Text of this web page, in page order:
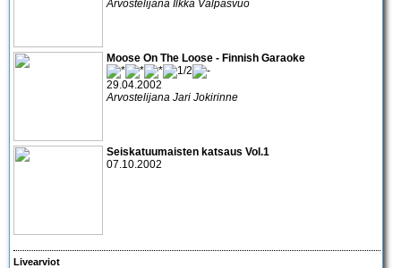
Arvostelijana Ilkka Valpasvuo
Moose On The Loose - Finnish Garaoke
29.04.2002
Arvostelijana Jari Jokirinne
Seiskatuumaisten katsaus Vol.1
07.10.2002
Livearviot